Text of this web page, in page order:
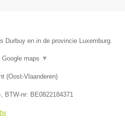
Durbuy en in de provincie Luxemburg.
Google maps ▼
(Oost-Vlaanderen)
, BTW-nr: BE0822184371